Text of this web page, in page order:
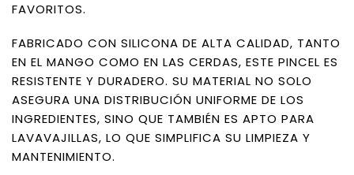
FAVORITOS.
FABRICADO CON SILICONA DE ALTA CALIDAD, TANTO
EN EL MANGO COMO EN LAS CERDAS, ESTE PINCEL ES
RESISTENTE Y DURADERO. SU MATERIAL NO SOLO
ASEGURA UNA DISTRIBUCIÓN UNIFORME DE LOS
INGREDIENTES, SINO QUE TAMBIÉN ES APTO PARA
LAVAVAJILLAS, LO QUE SIMPLIFICA SU LIMPIEZA Y
MANTENIMIENTO.